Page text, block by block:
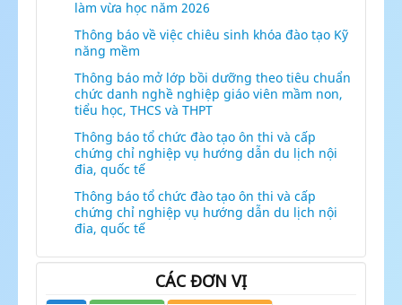
làm vừa học năm 2026
Thông báo về việc chiêu sinh khóa đào tạo Kỹ
năng mềm
Thông báo mở lớp bồi dưỡng theo tiêu chuẩn
chức danh nghề nghiệp giáo viên mầm non,
tiểu học, THCS và THPT
Thông báo tổ chức đào tạo ôn thi và cấp
chứng chỉ nghiệp vụ hướng dẫn du lịch nội
đia, quốc tế
Thông báo tổ chức đào tạo ôn thi và cấp
chứng chỉ nghiệp vụ hướng dẫn du lịch nội
đia, quốc tế
CÁC ĐƠN VỊ